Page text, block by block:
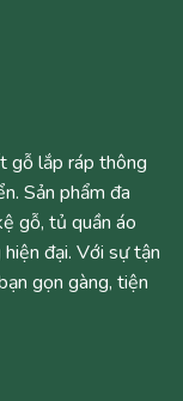
gỗ lắp ráp thông
Sản phẩm đa
gỗ, tủ quần áo
đại. Với sự tận
gọn gàng, tiện